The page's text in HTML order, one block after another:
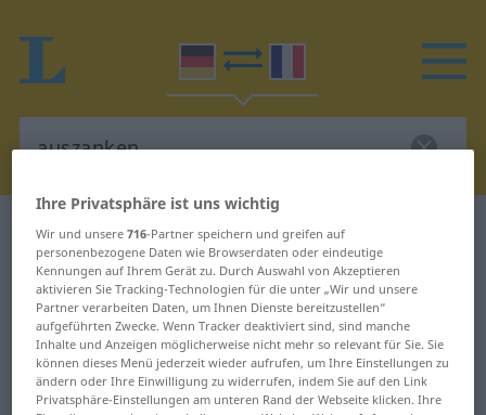
Deutsch-Französisch Wörterbuch auszanken
Deutsch-Französisch Übersetzung
für "auszanken"
"auszanken" Französisch
Übersetzung
Ihre Privatsphäre ist uns wichtig
Wir und unsere716-Partner speichern und greifen auf
personenbezogene Daten wie Browserdaten oder eindeutige
Kennungen auf Ihrem Gerät zu. Durch Auswahl von Akzeptieren
aktivieren Sie Tracking-Technologien für die unter „Wir und unsere
Partner verarbeiten Daten, um Ihnen Dienste bereitzustellen“
aufgeführten Zwecke. Wenn Tracker deaktiviert sind, sind manche
Inhalte und Anzeigen möglicherweise nicht mehr so relevant für Sie. Sie
können dieses Menü jederzeit wieder aufrufen, um Ihre Einstellungen zu
ändern oder Ihre Einwilligung zu widerrufen, indem Sie auf den Link
Privatsphäre-Einstellungen am unteren Rand der Webseite klicken. Ihre